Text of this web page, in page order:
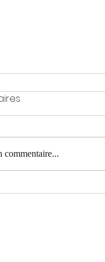
thoracique -
commentaire...